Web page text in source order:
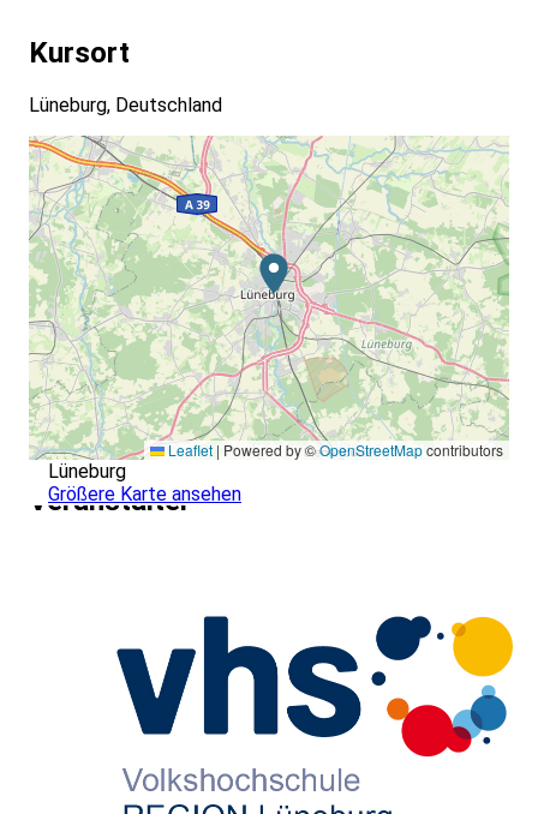
Kursort
Lüneburg, Deutschland
Leaflet | Powered by ©OpenStreetMapcontributors
Lüneburg
Größere Karte ansehen
Veranstalter